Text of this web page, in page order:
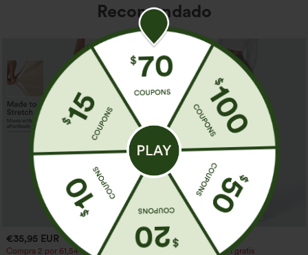
Recomendado
€35,95 EUR
Compra 2 por 61,54 € o 4 por 123,08 €.
€35,95 EUR
Compra 2 y llévate 1 gratis